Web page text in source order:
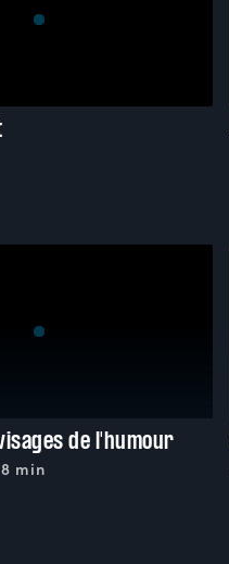
de l'humour
min